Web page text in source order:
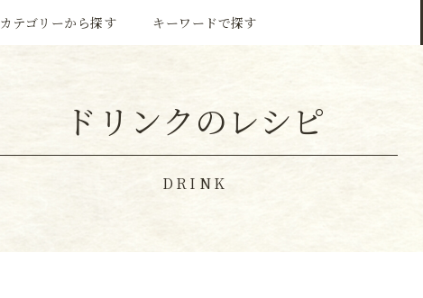
カテゴリーから探す キーワードで探す
ドリンクのレシピ
DRINK